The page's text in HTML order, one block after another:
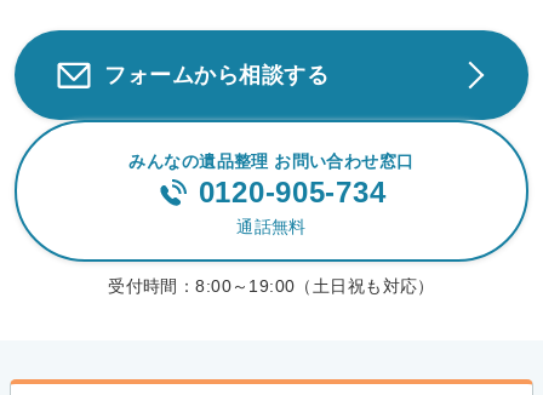
フォームから相談する
みんなの遺品整理 お問い合わせ窓口
0120-905-734
通話無料
受付時間：8:00～19:00（土日祝も対応）